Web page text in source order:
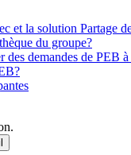
et la solution Partage
du groupe?
demandes de PEB